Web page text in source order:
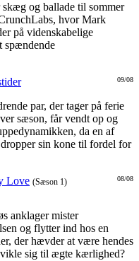
og ballade til sommer
hvor Mark
på videnskabelige
spændende
09/08
par, der tager på ferie
sæson, får vendt op og
da en af
sin kone til fordel for
08/08
Love (Sæson 1)
anklager mister
og flytter ind hos en
der hævder at være hendes
sig til ægte kærlighed?